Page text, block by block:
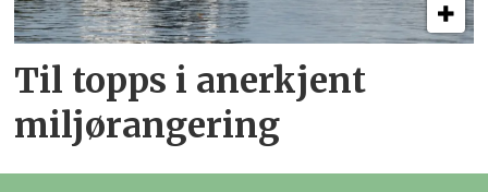
Til topps i anerkjent
miljørangering